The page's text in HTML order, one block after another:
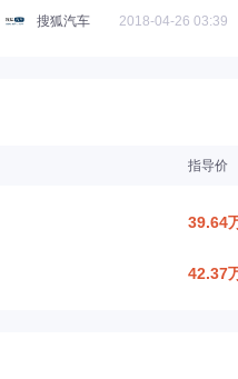
搜狐汽车 2018-04-26 03:39
指导价
39.64
42.37